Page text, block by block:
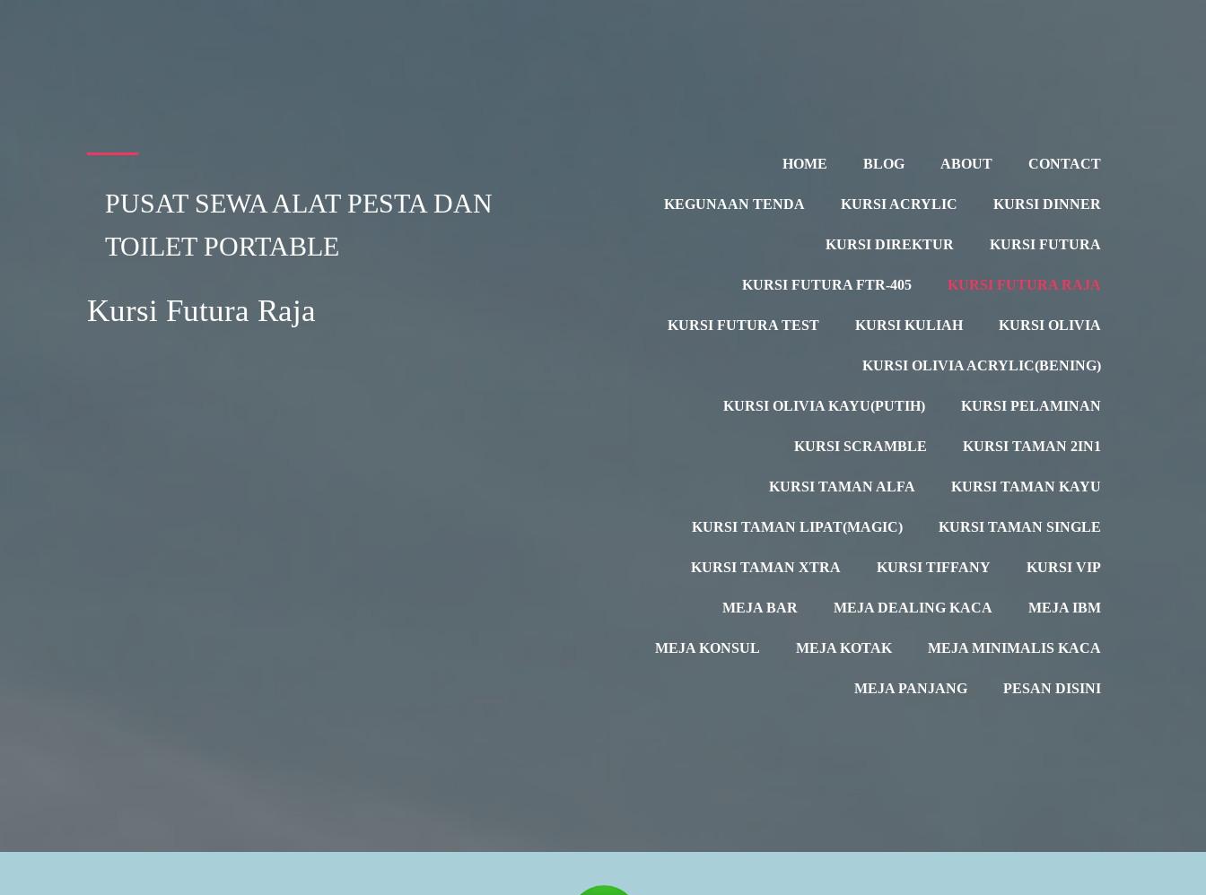
PUSAT SEWA ALAT PESTA DAN
TOILET PORTABLE
Kursi Futura Raja
HOME BLOG ABOUT CONTACT
KEGUNAAN TENDA KURSI ACRYLIC KURSI DINNER
KURSI DIREKTUR KURSI FUTURA
KURSI FUTURA FTR-405 KURSI FUTURA RAJA
KURSI FUTURA TEST KURSI KULIAH KURSI OLIVIA
KURSI OLIVIA ACRYLIC(BENING)
KURSI OLIVIA KAYU(PUTIH) KURSI PELAMINAN
KURSI SCRAMBLE KURSI TAMAN 2IN1
KURSI TAMAN ALFA KURSI TAMAN KAYU
KURSI TAMAN LIPAT(MAGIC) KURSI TAMAN SINGLE
KURSI TAMAN XTRA KURSI TIFFANY KURSI VIP
MEJA BAR MEJA DEALING KACA MEJA IBM
MEJA KONSUL MEJA KOTAK MEJA MINIMALIS KACA
MEJA PANJANG PESAN DISINI